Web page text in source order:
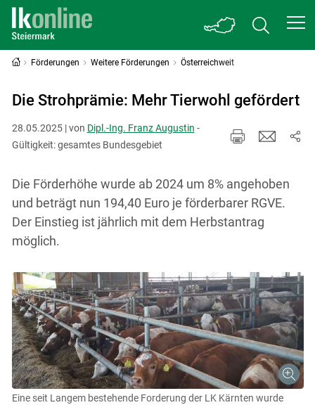
Förderungen Weitere Förderungen Österreichweit
Die Strohprämie: Mehr Tierwohl gefördert
28.05.2025 | von Dipl.-Ing. Franz Augustin -
Gültigkeit: gesamtes Bundesgebiet
Die Förderhöhe wurde ab 2024 um 8% angehoben
und beträgt nun 194,40 Euro je förderbarer RGVE.
Der Einstieg ist jährlich mit dem Herbstantrag
möglich.
Eine seit Langem bestehende Forderung der LK Kärnten wurde